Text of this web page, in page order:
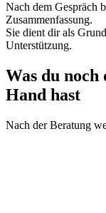
Nach dem Gespräch
Zusammenfassung.
Sie dient dir als
Unterstützung.
Was du noch
Hand hast
Nach der Beratung